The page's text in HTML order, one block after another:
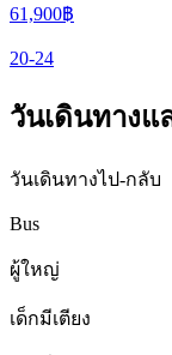
61,900฿
20-24
วันเดินทางแ
วันเดินทางไป-กลับ
Bus
ผู้ใหญ่
เด็กมีเตียง